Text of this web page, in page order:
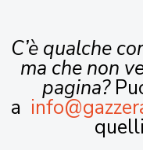
C’è qualche
ma che non
pagina?
a